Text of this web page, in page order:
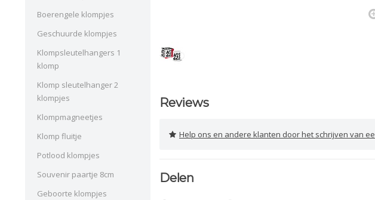
Boerengele klompjes
Geschuurde klompjes
Klompsleutelhangers 1
klomp
Klomp sleutelhanger 2
klompjes
Klompmagneetjes
Klomp fluitje
Potlood klompjes
Souvenir paartje 8cm
Geboorte klompjes
Reviews
Help ons en andere klanten door het schrijven van een review
Delen